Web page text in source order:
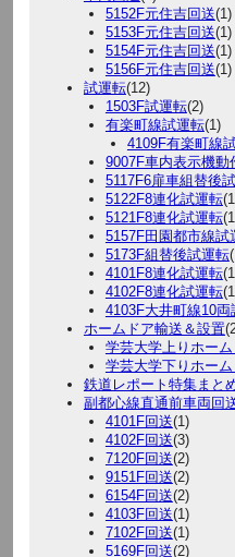
5152F元住吉回送(1)
5153F元住吉回送(1)
5154F元住吉回送(1)
5156F元住吉回送(1)
試運転(12)
1503F試運転(2)
有楽町線試運転(1)
4109F有楽町線
9007F車内表示機動
5117F6扉車組替後
5122F8連化試運転
5121F8連化試運転
5157F田園都市線試
5173F組替後試運転
4101F8連化試運転
4102F8連化試運転
4103F大井町線10両
ホームドア輸送＆設置
学芸大学上りホー
学芸大学下りホー
鉄道レポート特集まと
副都心線直通前車両回
4101F回送(1)
4102F回送(3)
7120F回送(2)
9151F回送(2)
6154F回送(2)
4103F回送(1)
7102F回送(1)
5169F回送(2)